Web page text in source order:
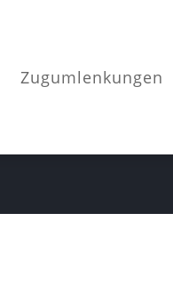
Zugumlenkungen